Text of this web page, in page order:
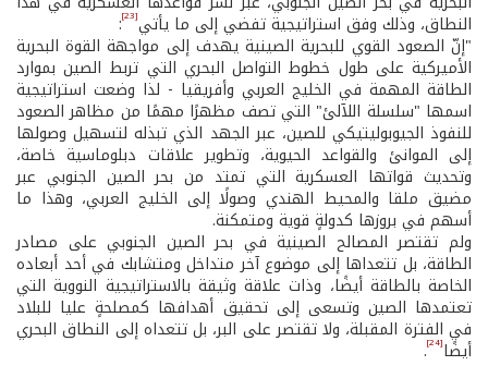
النطاق، وذلك وفق استراتيجية تفضي إلى ما يأتي[23]
:
"إنّ الصعود القوي للبحرية الصينية يهدف إلى مواجهة القوة البحرية
الأميركية على طول خطوط التواصل البحري التي تربط الصين بموارد
الطاقة المهمة في الخليج العربي وأفريقيا - لذا وضعت استراتيجية
اسمها "سلسلة اللآلئ" التي تصف مظهرًا مهمًا من مظاهر الصعود
للنفوذ الجيوبوليتيكي للصين، عبر الجهد الذي تبذله لتسهيل وصولها
إلى الموانئ والقواعد الحيوية، وتطوير علاقات دبلوماسية خاصة،
وتحديث قواتها العسكرية التي تمتد من بحر الصين الجنوبي عبر
مضيق ملقا والمحيط الهندي وصولًا إلى الخليج العربي، وهذا ما
أسهم في بروزها كدولةٍ قوية ومتمكنة.
ولم تقتصر المصالح الصينية في بحر الصين الجنوبي على مصادر
الطاقة، بل تتعداها إلى موضوع آخر متداخل ومتشابك في أحد أبعاده
الخاصة بالطاقة أيضًا، وذات علاقة وثيقة بالاستراتيجية النووية التي
تعتمدها الصين وتسعى إلى تحقيق أهدافها كمصلحةٍ عليا للبلاد
في الفترة المقبلة، ولا تقتصر على البر، بل تتعداه إلى النطاق البحري
أيضًا[24]
.